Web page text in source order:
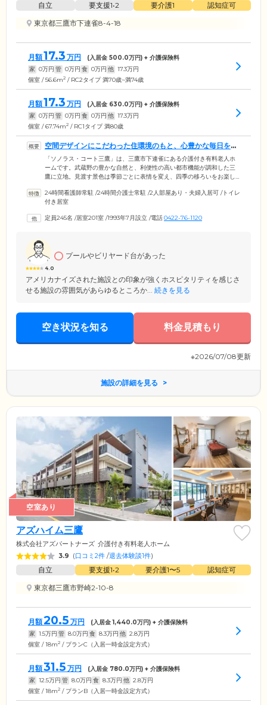
自立 要支援1•2 要介護1
認知症可
東京都三鷹市下連雀8-4-18
月額17.3 万円 (入居金 500.0万円) + 介護保険料
家 0万円 管 0万円 食 0万円 他 17.3万円
個室 / 56.6m2 / RC2タイプ 満70歳~満74歳
月額17.3 万円 (入居金 630.0万円) + 介護保険料
家 0万円 管 0万円 食 0万円 他 17.3万円
個室 / 67.74m2 / RC1タイプ 満80歳
空間デザインにこだわった住環境のもと、心豊かな毎日をお
楽しみください
「ソノラス・コート三鷹」は、三鷹市下連雀にある介護付き有料老人ホ
ームです。武蔵野の豊かな自然と、利便性の高い都市機能が調和した三
鷹に立地。見渡す景色は季節ごとに表情を変え、四季の移ろいをお楽し
のような高級感と安らぎに満ちた住環境を実現。開放的なエントランス
やダイニング、多様な娯楽設備を揃えたプレイルーム、日当たりのよい
もゆったりとお過ごしいただける空間です。バス・トイレ・キッチンな
24時間看護師常駐 /24時間介護士常駐 /2人部屋あり・夫婦入居可 /トイレ
付き居室
定員245名 /居室201室 /1993年7月設立 /電話0422-76-1120
4.0
プールやビリヤード台があった
アメリカナイズされた施設との印象が強くホスピタリティを感じさ
せる施設の雰囲気があらゆるところか... 続きを見る
空き状況を知る 料金見積もり
※2026/07/08更新
施設の詳細を見る
空室あり
アズハイム三鷹
株式会社アズパートナーズ 介護付き有料老人ホーム
3.9 (口コミ2件 /退去体験談1件)
自立 要支援1•2 要介護1〜5
認知症可
東京都三鷹市野崎2-10-8
月額20.5 万円 (入居金1,440.0万円) + 介護保険料
家 1.5万円 管 8.0万円 食 8.3万円 他 2.8万円
個室 / 18m2 / プランC（入居一時金設定方式）
月額31.5 万円 (入居金 780.0万円) + 介護保険料
家 12.5万円 管 8.0万円 食 8.3万円 他 2.8万円
個室 / 18m2 / プランB（入居一時金設定方式）